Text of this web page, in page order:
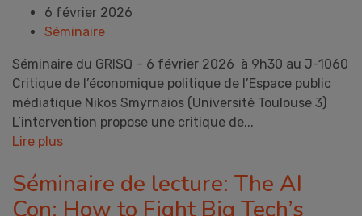
6 février 2026
Séminaire
Séminaire du GRISQ – 6 février 2026 à 9h30 au J-1060
Critique de l’économique politique de l’Espace public
médiatique Nikos Smyrnaios (Université Toulouse 3)
L’intervention propose une critique de...
Lire plus
Séminaire de lecture: The AI
Con: How to Fight Big Tech’s